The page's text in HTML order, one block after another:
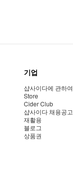
기업
샵사이다에 관하여
Store
Cider Club
샵사이다 채용공고
재활용
블로그
상품권